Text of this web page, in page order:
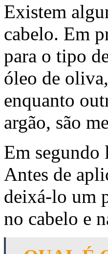
Existem
cabelo. Em
para o tipo
óleo de
enquanto
argão, são
Em segundo
Antes de
deixá-lo um
no cabelo e